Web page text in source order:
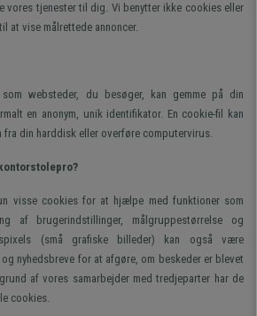
vores tjenester til dig. Vi benytter ikke cookies eller
at vise målrettede annoncer.
websteder, du besøger, kan gemme på din
en anonym, unik identifikator. En cookie-fil kan
fra din harddisk eller overføre computervirus.
visse cookies for at hjælpe med funktioner som
af brugerindstillinger, målgruppestørrelse og
(små grafiske billeder) kan også være
nyhedsbreve for at afgøre, om beskeder er blevet
af vores samarbejder med tredjeparter har de
cookies.